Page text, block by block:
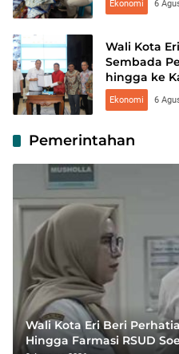
Ekonomi 6
Wali Kota
Sembada
hingga ke
Ekonomi 6
Pemerintahan
Wali Kota Eri Beri
Hingga Farmasi RSUD